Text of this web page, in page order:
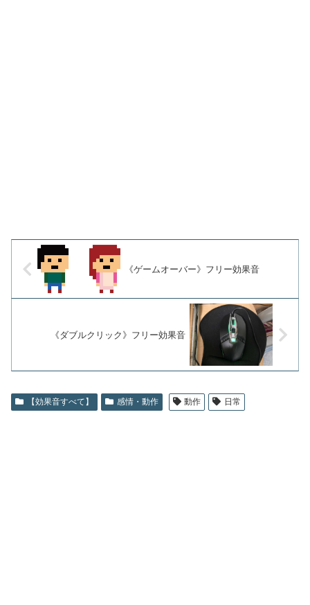
《ゲームオーバー》フリー効果音
《ダブルクリック》フリー効果音
【効果音すべて】 感情・動作 動作 日常